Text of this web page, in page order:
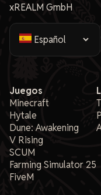
xREALM GmbH
Juegos
Minecraft
Hytale
Dune: Awakening
V Rising
SCUM
Farming Simulator 25
FiveM